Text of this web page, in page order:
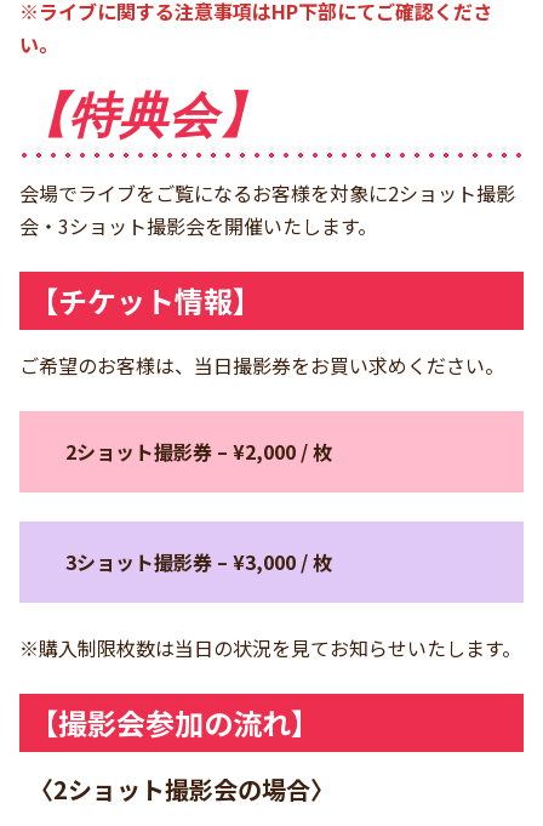
※ライブに関する注意事項はHP下部にてご確認くださ
い。
【特典会】
会場でライブをご覧になるお客様を対象に2ショット撮影
会・3ショット撮影会を開催いたします。
【チケット情報】
ご希望のお客様は、当日撮影券をお買い求めください。
2ショット撮影券 – ¥2,000 / 枚
3ショット撮影券 – ¥3,000 / 枚
※購入制限枚数は当日の状況を見てお知らせいたします。
【撮影会参加の流れ】
〈2ショット撮影会の場合〉